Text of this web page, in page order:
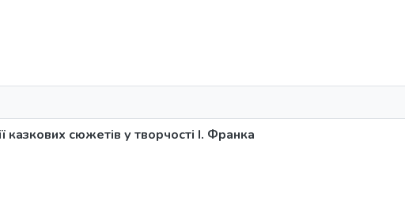
казкових сюжетів у творчості І. Франка